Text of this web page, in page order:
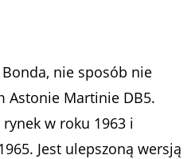
nie sposób nie
Astonie Martinie DB5.
rynek w roku 1963 i
Jest ulepszoną wersją